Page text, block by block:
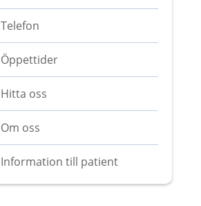
Telefon
Öppettider
Hitta oss
Om oss
Information till patient